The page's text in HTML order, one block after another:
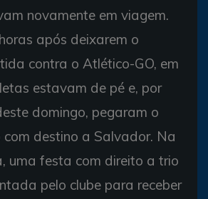
novamente em viagem.
após deixarem o
contra o Atlético-GO, em
estavam de pé e, por
domingo, pegaram o
com destino a Salvador. Na
uma festa com direito a trio
pelo clube para receber